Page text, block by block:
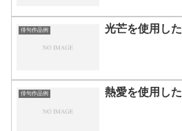
俳句作品例 光芒を使用し
俳句作品例 熱愛を使用し